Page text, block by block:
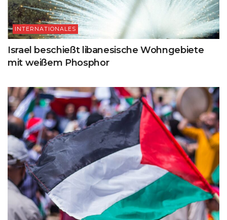
INTERNATIONALES
Israel beschießt libanesische Wohngebiete
mit weißem Phosphor